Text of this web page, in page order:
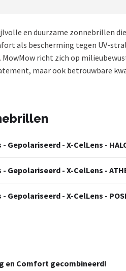
en duurzame zonnebrillen
als bescherming tegen UV-
richt zich op
maar ook betrouwbare
Gepolariseerd - X-CelLens -
Gepolariseerd - X-CelLens -
- X-CelLens -
en Comfort gecombineerd!